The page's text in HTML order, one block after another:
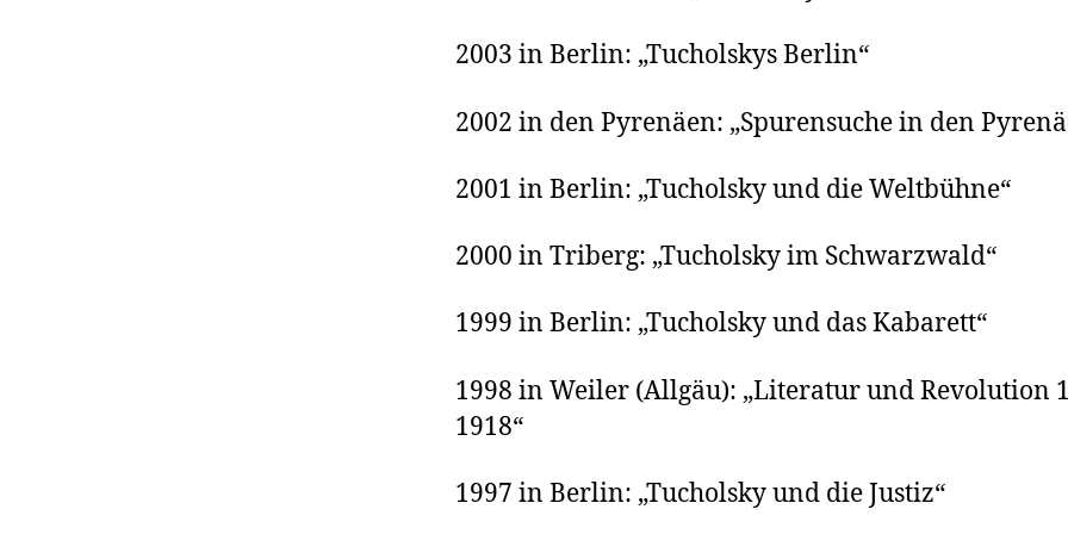
2003 in Berlin: „Tucholskys Berlin“
2002 in den Pyrenäen: „Spurensuche in den
2001 in Berlin: „Tucholsky und die Weltbühne“
2000 in Triberg: „Tucholsky im Schwarzwald“
1999 in Berlin: „Tucholsky und das Kabarett“
1998 in Weiler (Allgäu): „Literatur und Revolution
1918“
1997 in Berlin: „Tucholsky und die Justiz“